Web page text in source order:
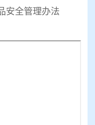
安全管理办法